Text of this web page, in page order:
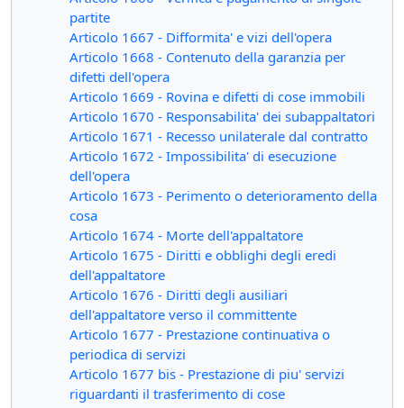
partite
Articolo 1667 - Difformita' e vizi dell'opera
Articolo 1668 - Contenuto della garanzia per
difetti dell'opera
Articolo 1669 - Rovina e difetti di cose immobili
Articolo 1670 - Responsabilita' dei subappaltatori
Articolo 1671 - Recesso unilaterale dal contratto
Articolo 1672 - Impossibilita' di esecuzione
dell'opera
Articolo 1673 - Perimento o deterioramento della
cosa
Articolo 1674 - Morte dell'appaltatore
Articolo 1675 - Diritti e obblighi degli eredi
dell'appaltatore
Articolo 1676 - Diritti degli ausiliari
dell'appaltatore verso il committente
Articolo 1677 - Prestazione continuativa o
periodica di servizi
Articolo 1677 bis - Prestazione di piu' servizi
riguardanti il trasferimento di cose